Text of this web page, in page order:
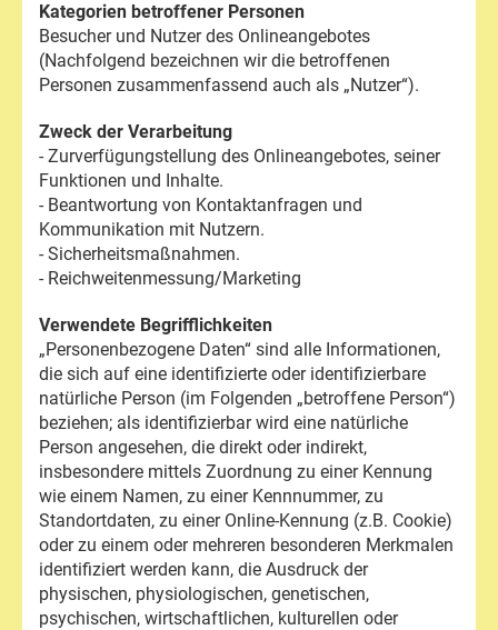
Kategorien betroffener Personen
Besucher und Nutzer des Onlineangebotes
(Nachfolgend bezeichnen wir die betroffenen
Personen zusammenfassend auch als „Nutzer“).
Zweck der Verarbeitung
- Zurverfügungstellung des Onlineangebotes, seiner
Funktionen und Inhalte.
- Beantwortung von Kontaktanfragen und
Kommunikation mit Nutzern.
- Sicherheitsmaßnahmen.
- Reichweitenmessung/Marketing
Verwendete Begrifflichkeiten
„Personenbezogene Daten“ sind alle Informationen,
die sich auf eine identifizierte oder identifizierbare
natürliche Person (im Folgenden „betroffene Person“)
beziehen; als identifizierbar wird eine natürliche
Person angesehen, die direkt oder indirekt,
insbesondere mittels Zuordnung zu einer Kennung
wie einem Namen, zu einer Kennnummer, zu
Standortdaten, zu einer Online-Kennung (z.B. Cookie)
oder zu einem oder mehreren besonderen Merkmalen
identifiziert werden kann, die Ausdruck der
physischen, physiologischen, genetischen,
psychischen, wirtschaftlichen, kulturellen oder